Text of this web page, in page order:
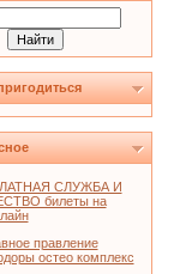
СЛУЖБА И
билеты на
правление
остео комплекс